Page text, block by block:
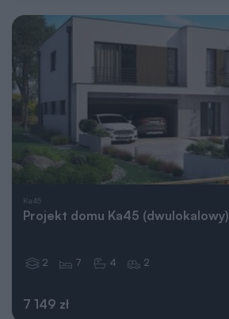
Ka45
Projekt domu Ka45 (dwulokalowy)
7 149 zł
2 7 4 2